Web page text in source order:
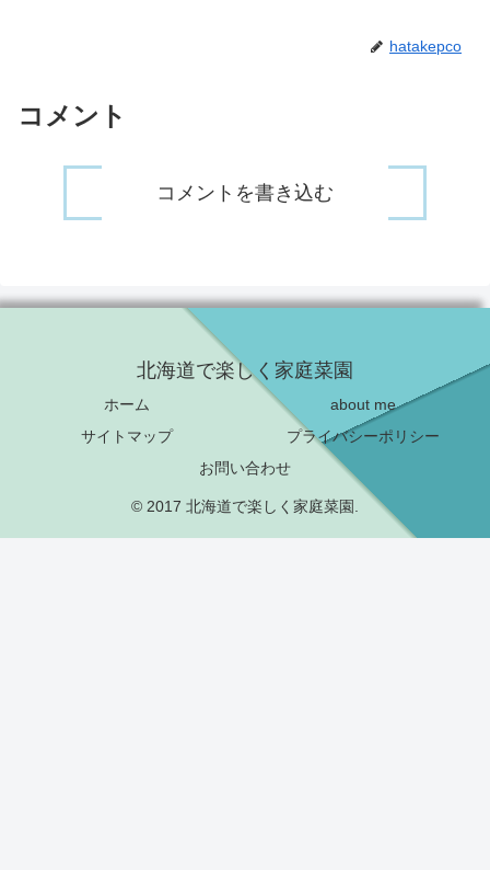
hatakepco
コメント
コメントを書き込む
北海道で楽しく家庭菜園
ホーム
about me
サイトマップ
プライバシーポリシー
お問い合わせ
© 2017 北海道で楽しく家庭菜園.